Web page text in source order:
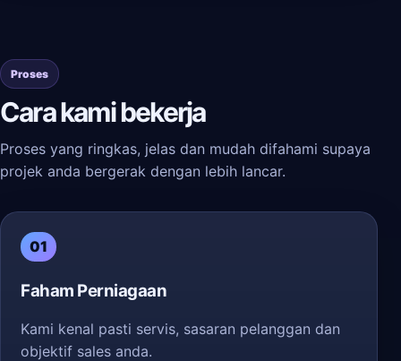
Proses
Cara kami bekerja
Proses yang ringkas, jelas dan mudah difahami supaya
projek anda bergerak dengan lebih lancar.
01
Faham Perniagaan
Kami kenal pasti servis, sasaran pelanggan dan
objektif sales anda.